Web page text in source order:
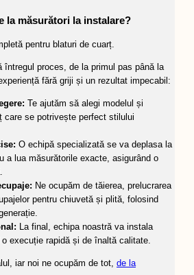
la măsurători la instalare?
pentru blaturi de cuarț.
întregul proces, de la primul pas până la
fără griji și un rezultat impecabil:
Te ajutăm să alegi modelul și
care se potrivește perfect stilului
O echipă specializată se va deplasa la
a lua măsurătorile exacte, asigurând o
Ne ocupăm de tăierea, prelucrarea
pentru chiuvetă și plită, folosind
La final, echipa noastră va instala
o execuție rapidă și de înaltă calitate.
iar noi ne ocupăm de tot, de la